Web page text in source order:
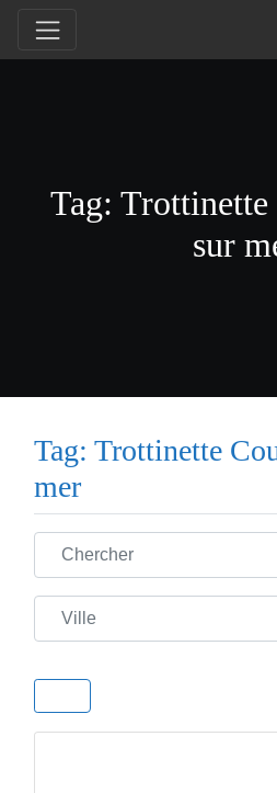
Tag: Trottinette
sur
Tag: Trottinette
mer
Chercher
Ville